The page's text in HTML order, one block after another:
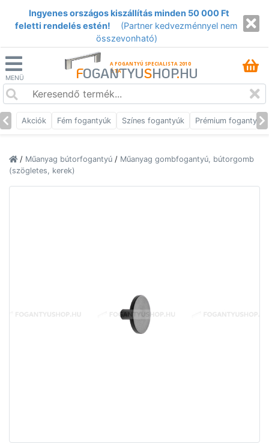
Ingyenes országos kiszállítás minden 50 000 Ft
feletti rendelés estén!
(Partner kedvezménnyel nem
összevonható)
MENÜ
A FOGANTYÚ SPECIALISTA 2010
ÓTA
FOGANTYUSHOP.HU
Akciók Fém fogantyúk Színes fogantyúk Prémium fogantyúk
/ Műanyag bútorfogantyú / Műanyag gombfogantyú, bútorgomb
(szögletes, kerek)